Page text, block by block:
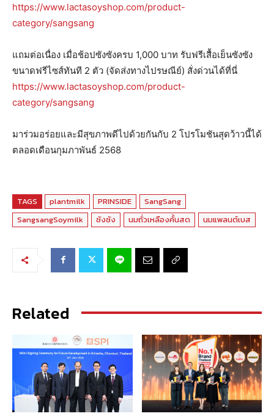
https://www.lactasoyshop.com/product-
category/sangsang
แถมต่อเนื่อง เมื่อช้อปซังซังครบ 1,000 บาท รับฟรีเสื้อเย็นซังซัง
ขนาดฟรีไซส์ทันที 2 ตัว (จัดส่งทางไปรษณีย์) สั่งด่วนได้ที่นี่
https://www.lactasoyshop.com/product-
category/sangsang
มาร่วมอร่อยและมีสุขภาพดีไปด้วยกันกับ 2 โปรโมชันสุดว้าวนี้ได้
ตลอดเดือนกุมภาพันธ์ 2568
TAGS plantmilk PRINSIDE
SangSang
SangsangSoymilk
ซังซัง นมถั่วเหลืองคั้นสด นมแพลนต์เบส
Related